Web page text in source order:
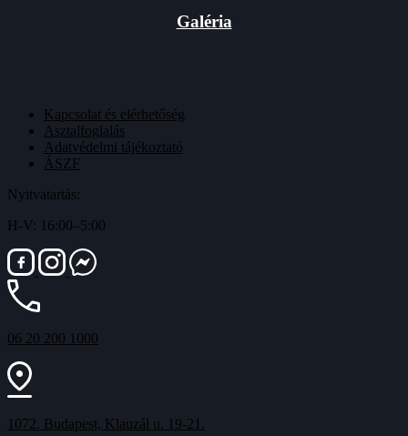
Galéria
Kapcsolat és elérhetőség
Asztalfoglalás
Adatvédelmi tájékoztató
ÁSZF
Nyitvatartás:
H-V: 16:00–5:00
06 20 200 1000
1072. Budapest, Klauzál u. 19-21.